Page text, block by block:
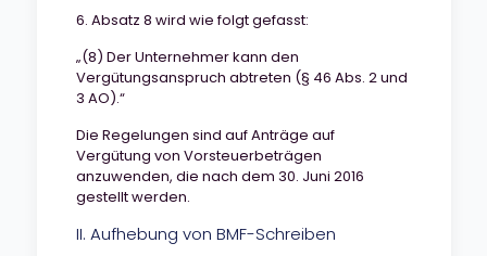
6. Absatz 8 wird wie folgt gefasst:
„(8) Der Unternehmer kann den
Vergütungsanspruch abtreten (§ 46 Abs. 2 und
3 AO).“
Die Regelungen sind auf Anträge auf
Vergütung von Vorsteuerbeträgen
anzuwenden, die nach dem 30. Juni 2016
gestellt werden.
II. Aufhebung von BMF-Schreiben